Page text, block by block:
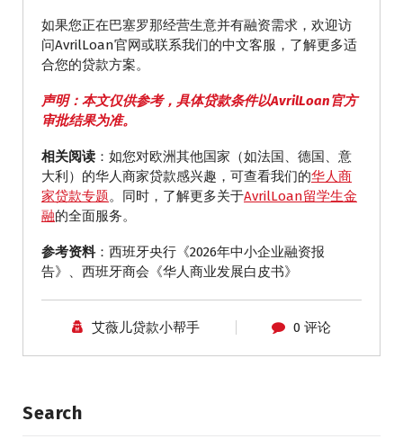
如果您正在巴塞罗那经营生意并有融资需求，欢迎访
问AvrilLoan官网或联系我们的中文客服，了解更多适
合您的贷款方案。
声明：本文仅供参考，具体贷款条件以AvrilLoan官方
审批结果为准。
相关阅读 ：如您对欧洲其他国家（如法国、德国、意
大利）的华人商家贷款感兴趣，可查看我们的华人商
家贷款专题。同时，了解更多关于AvrilLoan留学生金
融的全面服务。
参考资料：西班牙央行《2026年中小企业融资报
告》、西班牙商会《华人商业发展白皮书》
艾薇儿贷款小帮手 0 评论
Search